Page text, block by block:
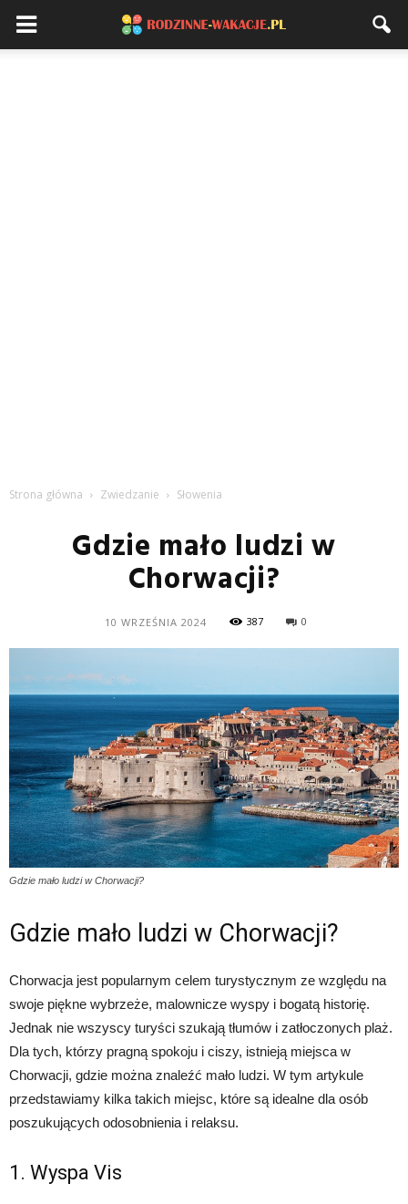
Strona główna Zwiedzanie Słowenia
Gdzie mało ludzi w
Chorwacji?
10 WRZEŚNIA 2024 387 0
Gdzie mało ludzi w Chorwacji?
Gdzie mało ludzi w Chorwacji?
Chorwacja jest popularnym celem turystycznym ze względu na
swoje piękne wybrzeże, malownicze wyspy i bogatą historię.
Jednak nie wszyscy turyści szukają tłumów i zatłoczonych plaż.
Dla tych, którzy pragną spokoju i ciszy, istnieją miejsca w
Chorwacji, gdzie można znaleźć mało ludzi. W tym artykule
przedstawiamy kilka takich miejsc, które są idealne dla osób
poszukujących odosobnienia i relaksu.
1. Wyspa Vis